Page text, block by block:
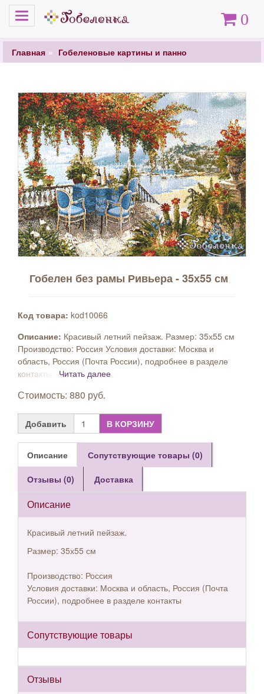
Меню Корзина
0
Главная Гобеленовые картины и панно
Гобелен без рамы Ривьера - 35х55 см
Код товара: kod10066
Описание: Красивый летний пейзаж. Размер: 35х55 см
Производство: Россия Условия доставки: Москва и
область, Россия (Почта России), подробнее в разделе
контакты... Читать далее
Стоимость: 880 руб.
Добавить В КОРЗИНУ
Описание Сопутствующие товары (0)
Отзывы (0) Доставка
Описание
Красивый летний пейзаж.
Размер: 35х55 см
Производство: Россия
Условия доставки: Москва и область, Россия (Почта
России), подробнее в разделе контакты
Сопутствующие товары
Отзывы